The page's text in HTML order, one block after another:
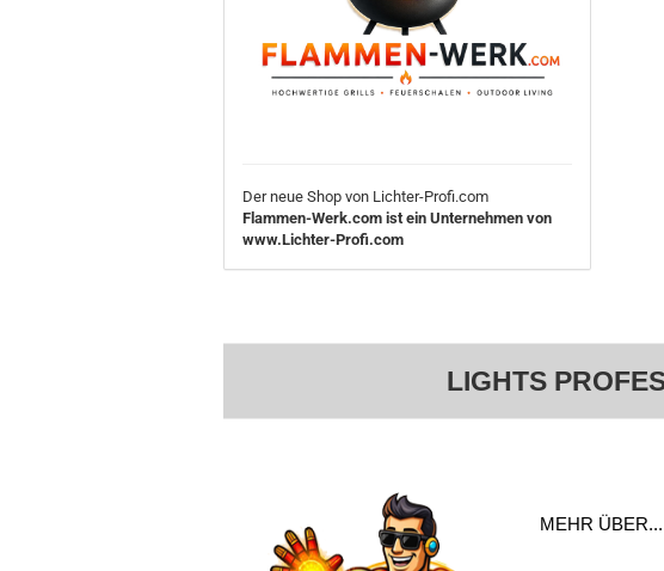
Der neue Shop von Lichter-Profi.com
Flammen-Werk.com ist ein Unternehmen von
www.Lichter-Profi.com
LIGHTS
MEHR ÜBER...